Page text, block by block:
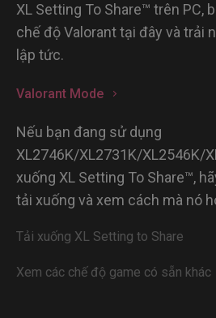
XL Setting To Share™ trên PC,
chế độ Valorant tại đây và trải
lập tức.
Valorant Mode
Nếu bạn đang sử dụng
XL2746K/XL2731K/XL2546K/
xuống XL Setting To Share™,
tải xuống và xem cách mà nó
Tải xuống XL Setting to Share
Xem các chế độ game có sẵn khác